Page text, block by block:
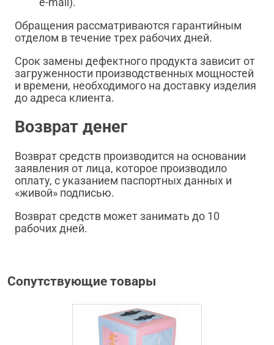
Обращения рассматриваются гарантийным
отделом в течение трех рабочих дней.
Срок замены дефектного продукта зависит от
загруженности производственных мощностей
и времени, необходимого на доставку изделия
до адреса клиента.
Возврат денег
Возврат средств производится на основании
заявления от лица, которое производило
оплату, с указанием паспортных данных и
«живой» подписью.
Возврат средств может занимать до 10
рабочих дней.
Сопутствующие товары